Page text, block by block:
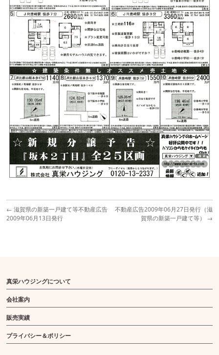
← 滋賀県の新築一戸建て等不動産広告
2009年06月13日発行
不動産広告2009年06月27日発行（滋
賀県の新築一戸建て等） →
真栄ハウジングについて
会社案内
販売実績
プライバシー＆ポリシー